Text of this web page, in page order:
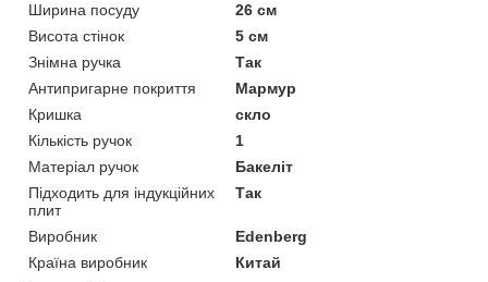
Ширина посуду
26 см
Висота стінок
5 см
Знімна ручка
Так
Антипригарне покриття
Мармур
Кришка
скло
Кількість ручок
1
Матеріал ручок
Бакеліт
Підходить для індукційних
плит
Так
Виробник
Edenberg
Країна виробник
Китай